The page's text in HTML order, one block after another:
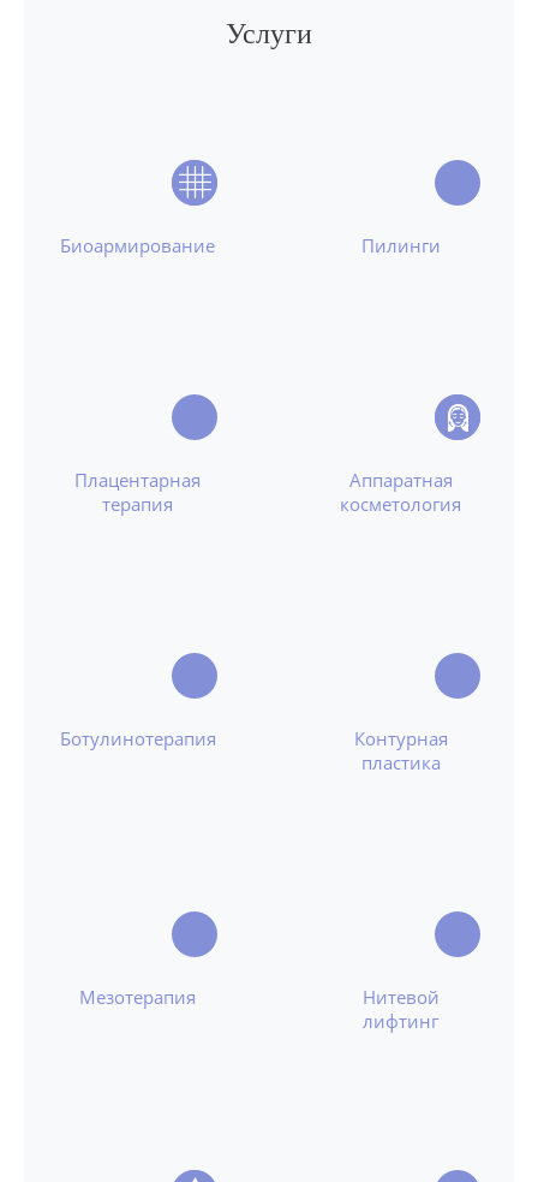
Услуги
Биоармирование Пилинги
Плацентарная
терапия
Аппаратная
косметология
Ботулинотерапия
Контурная
пластика
Мезотерапия
Нитевой
лифтинг